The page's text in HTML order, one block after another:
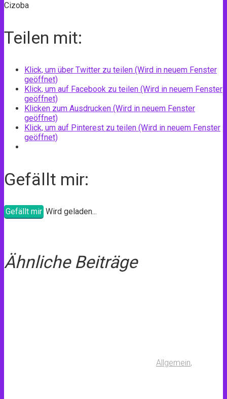
Cizoba
Teilen mit:
Klick, um über Twitter zu teilen (Wird in neuem Fenster
geöffnet)
Klick, um auf Facebook zu teilen (Wird in neuem Fenster
geöffnet)
Klicken zum Ausdrucken (Wird in neuem Fenster
geöffnet)
Klick, um auf Pinterest zu teilen (Wird in neuem Fenster
geöffnet)
Gefällt mir:
Gefällt mir Wird geladen...
Ähnliche Beiträge
Allgemein,